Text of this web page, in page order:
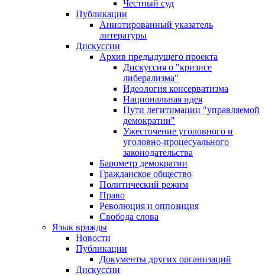
Честный суд
Публикации
Аннотированный указатель
литературы
Дискуссии
Архив предыдущего проекта
Дискуссия о "кризисе
либерализма"
Идеология консерватизма
Национальная идея
Пути легитимации "управляемой
демократии"
Ужесточение уголовного и
уголовно-процесуального
законодательства
Барометр демократии
Гражданское общество
Политический режим
Право
Революция и оппозиция
Свобода слова
Язык вражды
Новости
Публикации
Документы других организаций
Дискуссии